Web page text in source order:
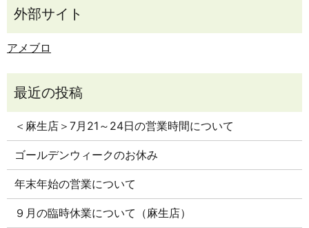
アメブロ
＜麻生店＞7月21～24日の営業時間について
ゴールデンウィークのお休み
年末年始の営業について
９月の臨時休業について（麻生店）